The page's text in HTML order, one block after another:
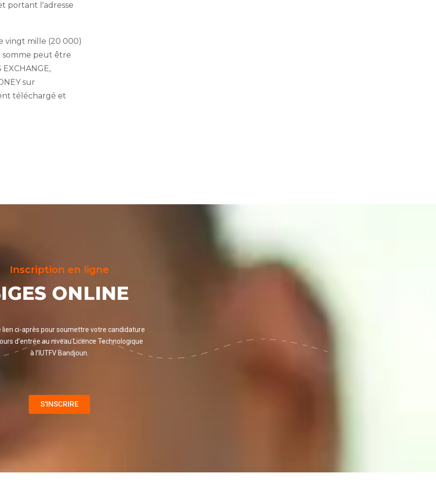
portant l'adresse
vingt mille (20 000)
somme peut être
sur
téléchargé et
Inscription en ligne
ONLINE
lien ci-après pour soumettre votre candidature
d’entrée au niveau Licence Technologique
à l’IUTFV Bandjoun.
S'INSCRIRE